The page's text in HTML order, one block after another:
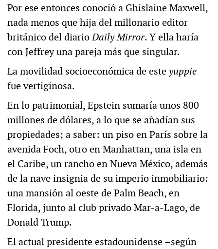
Por ese entonces conoció a Ghislaine Maxwell,
nada menos que hija del millonario editor
británico del diarioDaily Mirror. Y ella haría
con Jeffrey una pareja más que singular.
La movilidad socioeconómica de esteyuppie
fue vertiginosa.
En lo patrimonial, Epstein sumaría unos 800
millones de dólares, a lo que se añadían sus
propiedades; a saber: un piso en París sobre la
avenida Foch, otro en Manhattan, una isla en
el Caribe, un rancho en Nueva México, además
de la nave insignia de su imperio inmobiliario:
una mansión al oeste de Palm Beach, en
Florida, junto al club privado Mar-a-Lago, de
Donald Trump.
El actual presidente estadounidense –según